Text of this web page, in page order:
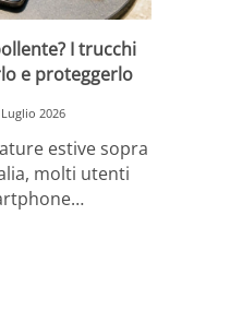
I trucchi
e proteggerlo
Luglio 2026
estive sopra
molti utenti